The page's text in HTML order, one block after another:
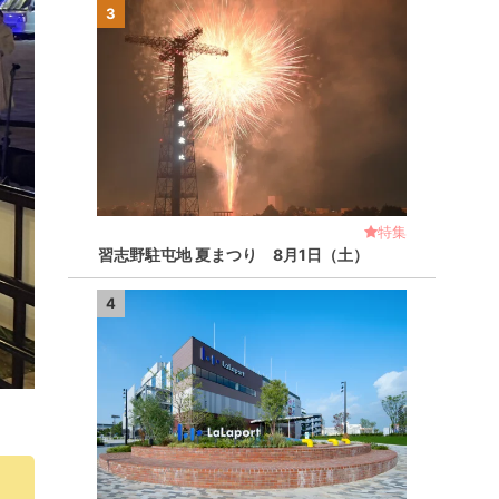
3
特集
習志野駐屯地 夏まつり 8月1日（土）
4